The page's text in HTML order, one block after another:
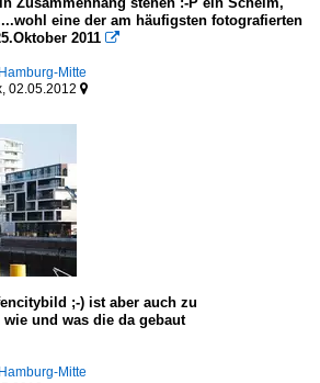
eine der am häufigsten fotografierten
2011 
Mitte
02.05.2012 
;-) ist aber auch zu
und was die da gebaut
Mitte